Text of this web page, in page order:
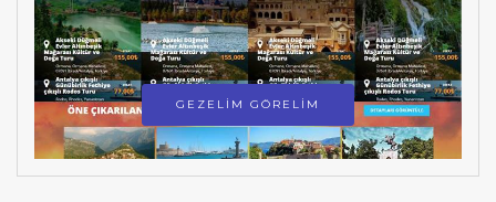
GEZELİM GÖRELİM